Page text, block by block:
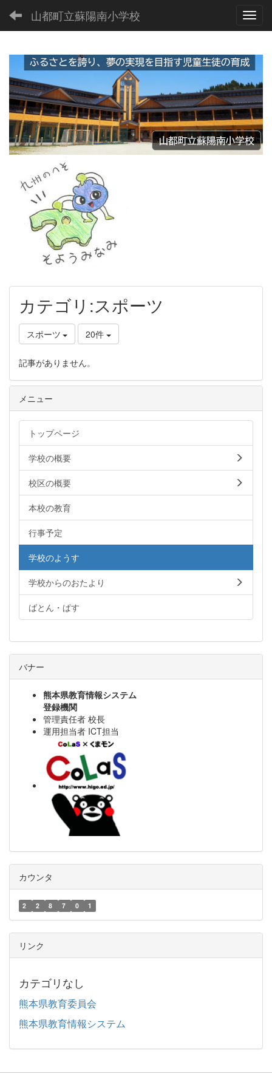
山都町立蘇陽南小学校
カテゴリ:スポーツ
スポーツ 20件
記事がありません。
メニュー
トップページ
学校の概要
校区の概要
本校の教育
行事予定
学校のようす
学校からのおたより
ばとん・ぱす
バナー
熊本県教育情報システム
登録機関
管理責任者 校長
運用担当者 ICT担当
カウンタ
2 2 8 7 0 1
リンク
カテゴリなし
熊本県教育委員会
熊本県教育情報システム